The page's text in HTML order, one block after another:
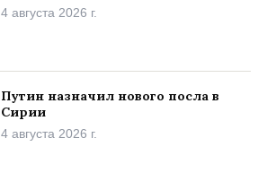
4 августа 2026 г.
Путин назначил нового посла в
Сирии
4 августа 2026 г.